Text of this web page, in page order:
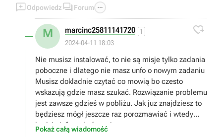
Odpowiedz  Forum 
M marcinc25811141720 1
2024-04-11 18:03

Nie musisz instalować, to nie są misje tylko zadania
poboczne i dlatego nie masz unfo o nowym zadaniu
Musisz dokladnie czytać co mowią bo czesto
wskazują gdzie masz szukać. Rozwiązanie problemu
jest zawsze gdzieś w pobliżu. Jak juz znajdziesz to
będziesz mógł jeszcze raz porozmawiać i wtedy
będzie info o ukończeniu.
Pokaż całą wiadomość